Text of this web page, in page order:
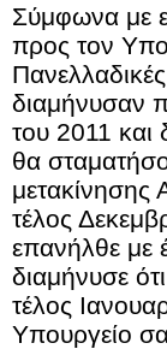
Σύμφωνα με
προς τον
διαμήνυσαν
του 2011 και
θα
μετακίνησης
τέλος
επανήλθε με
διαμήνυσε
τέλος
Υπουργείο